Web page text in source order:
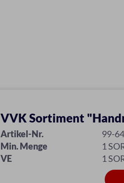
VVK Sortiment
Artikel-Nr.
99-
Min. Menge
1
VE
1